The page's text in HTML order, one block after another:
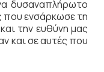
δυσαναπλήρωτο
ενσάρκωσε τη
την ευθύνη μας
και σε αυτές που